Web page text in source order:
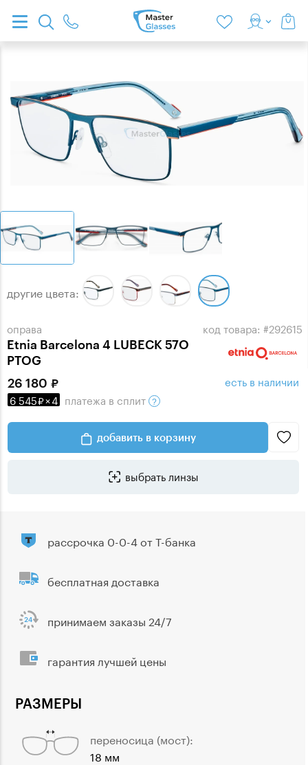
оправа
Etnia Barcelona 4 LUBECK 57O
PTOG
код товара: #292615
другие цвета:
26 180
6 545 ×4 платежа в сплит
есть в наличии
добавить в корзину
выбрать линзы
РАЗМЕРЫ
переносица (мост):
18 мм
рассрочка 0-0-4 от Т-банка
бесплатная доставка
принимаем заказы 24/7
гарантия лучшей цены